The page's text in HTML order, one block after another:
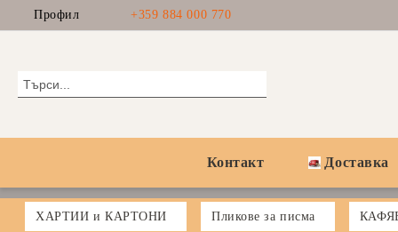
Профил +359 884 000 770
Контакт Доставка
ХАРТИИ и КАРТОНИ Пликове за писма